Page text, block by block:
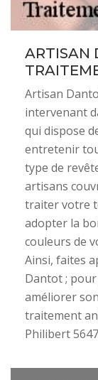
ARTISAN
Artisan
intervenant
qui dispose
entretenir
type de
artisans
traiter votre
adopter la
couleurs de
Ainsi, faites
Dantot ;
améliorer
traitement
Philibert